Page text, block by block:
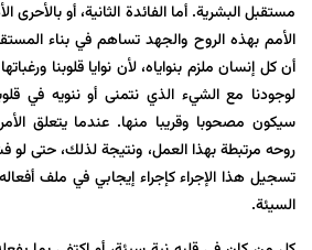
مستقبل البشرية. أما الفائدة الثانية، أو
الأمم بهذه الروح والجهد تساهم في بناء
أن كل إنسان ملزم بنواياه، لأن نوايا قلوبنا
لوجودنا مع الشيء الذي نتمنى أو ننويه في
سيكون مصحوبا وقريبا منها. عندما يتعلق
روحه مرتبطة بهذا العمل، ونتيجة لذلك، حتى
تسجيل هذا الإجراء كإجراء إيجابي في ملف
السيئة.